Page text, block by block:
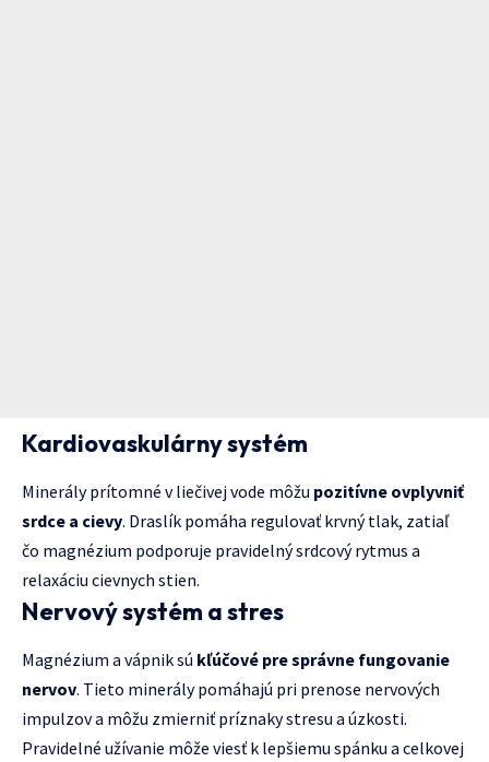
Kardiovaskulárny systém
Minerály prítomné v liečivej vode môžu pozitívne ovplyvniť
srdce a cievy. Draslík pomáha regulovať krvný tlak, zatiaľ
čo magnézium podporuje pravidelný srdcový rytmus a
relaxáciu cievnych stien.
Nervový systém a stres
Magnézium a vápnik sú kľúčové pre správne fungovanie
nervov. Tieto minerály pomáhajú pri prenose nervových
impulzov a môžu zmierniť príznaky stresu a úzkosti.
Pravidelné užívanie môže viesť k lepšiemu spánku a celkovej